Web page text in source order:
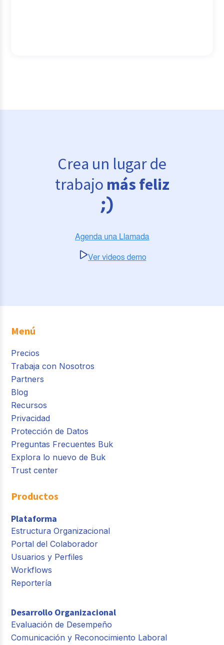
Crea un lugar de
trabajo más feliz
Menú
Precios
Trabaja con Nosotros
Partners
Blog
Recursos
Privacidad
Protección de Datos
Preguntas Frecuentes Buk
Explora lo nuevo de Buk
Trust center
Productos
Plataforma
Estructura Organizacional
Portal del Colaborador
Usuarios y Perfiles
Workflows
Reportería
Desarrollo Organizacional
Evaluación de Desempeño
Comunicación y Reconocimiento Laboral